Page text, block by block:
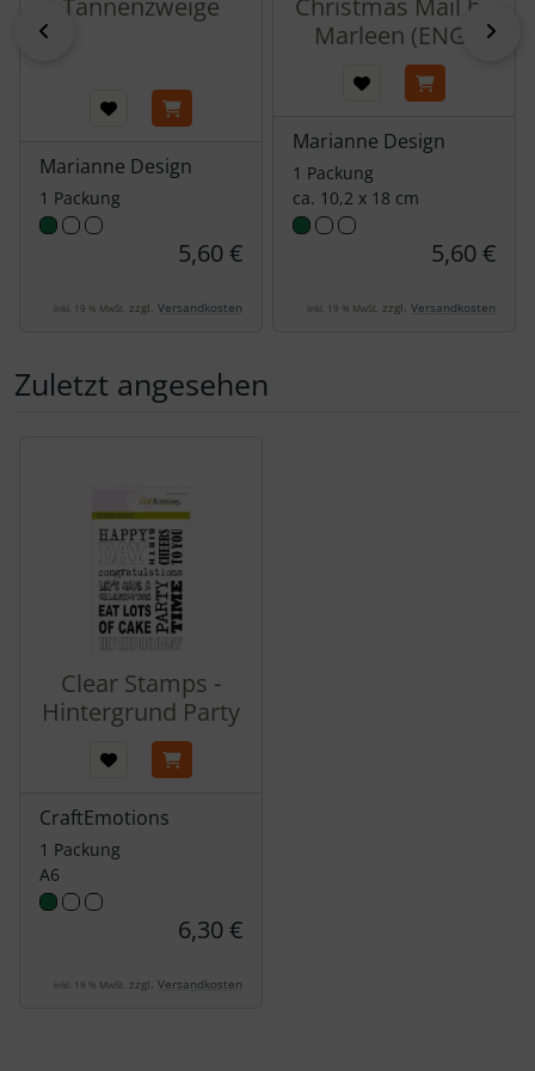
Tannenzweige
Marianne Design
1 Packung
5,60 €
inkl. 19 % MwSt. zzgl. Versandkosten
Christmas Mail by
Marleen (ENG)
Marianne Design
1 Packung
ca. 10,2 x 18 cm
5,60 €
inkl. 19 % MwSt. zzgl. Versandkosten
Zuletzt angesehen
Clear Stamps -
Hintergrund Party
CraftEmotions
1 Packung
A6
6,30 €
inkl. 19 % MwSt. zzgl. Versandkosten